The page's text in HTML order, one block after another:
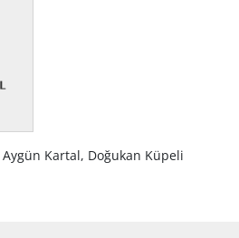
Kartal, Doğukan Küpeli